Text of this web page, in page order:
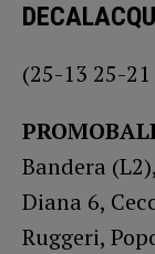
(25-13 25-
Bandera
Diana 6,
Ruggeri,